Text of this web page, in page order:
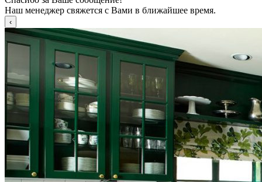
Наш менеджер свяжется с Вами в ближайшее время.